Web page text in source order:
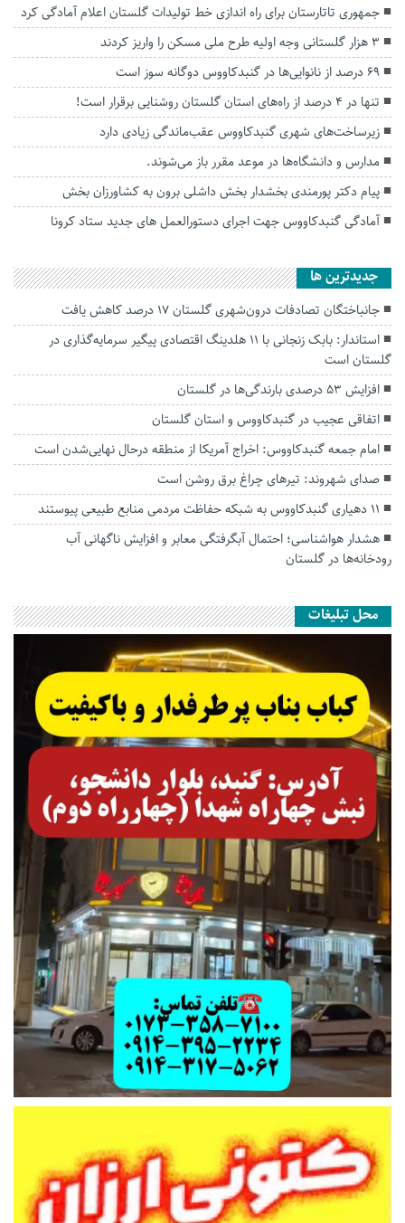
جمهوری تاتارستان برای راه اندازی خط تولیدات گلستان اعلام آمادگی کرد
۳ هزار گلستانی وجه اولیه طرح ملی مسکن را واریز کردند
۶۹ درصد از نانوایی‌ها در گنبدکاووس دوگانه سوز است
تنها در ۴ درصد از راه‌های ‌استان گلستان روشنایی برقرار است!
زیرساخت‌های شهری گنبدکاووس عقب‌ماندگی زیادی دارد
مدارس و دانشگاه‌ها در موعد مقرر باز می‌شوند.
پیام‌ دکتر پورمندی بخشدار‌ بخش داشلی برون به کشاورزان بخش
آمادگی گنبدکاووس جهت اجرای دستورالعمل های جدید ستاد کرونا
جديدترين ها
جانباختگان تصادفات درون‌شهری گلستان ۱۷ درصد کاهش یافت
استاندار: بابک زنجانی با ۱۱ هلدینگ اقتصادی پیگیر سرمایه‌گذاری در
گلستان است
افزایش ۵۳ درصدی بارندگی‌ها در گلستان
اتفاقی عجیب در‌ گنبدکاووس و استان گلستان
امام جمعه گنبدکاووس: اخراج آمریکا از منطقه درحال نهایی‌شدن است
صدای شهروند: تیرهای چراغ برق روشن است
۱۱ دهیاری گنبدکاووس به شبکه حفاظت مردمی منابع طبیعی پیوستند
هشدار هواشناسی؛ احتمال آبگرفتگی معابر و افزایش ناگهانی آب
رودخانه‌ها در گلستان
محل تبلیغات